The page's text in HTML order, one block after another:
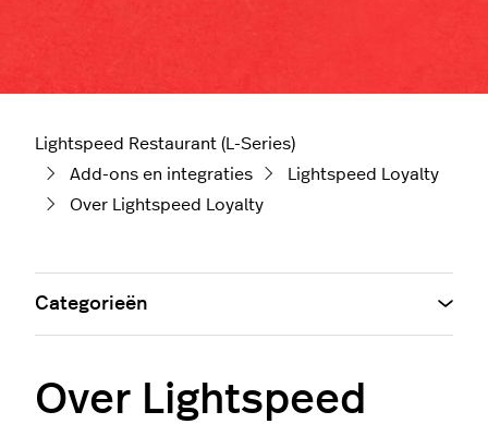
Lightspeed Restaurant (L-Series)
Add-ons en integraties
Lightspeed Loyalty
Over Lightspeed Loyalty
Over Lightspeed
Categorieën